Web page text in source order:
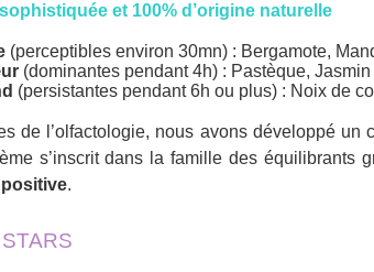
et 100% d’origine naturelle
(perceptibles environ 30mn) : Bergamote,
(dominantes pendant 4h) : Pastèque,
(persistantes pendant 6h ou plus) : Noix de
de l’olfactologie, nous avons développé
s’inscrit dans la famille des équilibrants
.